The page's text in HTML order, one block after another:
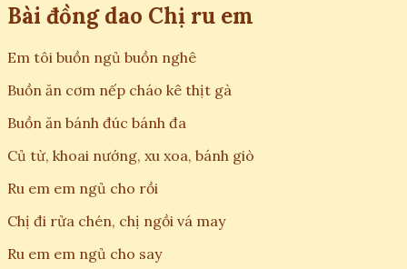
Bài đồng dao Chị ru em
Em tôi buồn ngủ buồn nghê
Buồn ăn cơm nếp cháo kê thịt gà
Buồn ăn bánh đúc bánh đa
Củ từ, khoai nướng, xu xoa, bánh giò
Ru em em ngủ cho rồi
Chị đi rửa chén, chị ngồi vá may
Ru em em ngủ cho say